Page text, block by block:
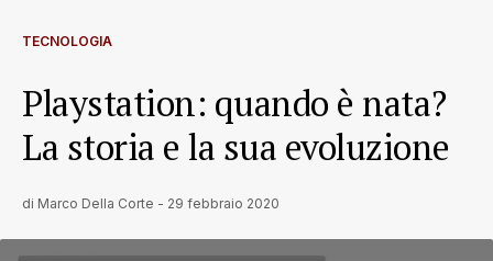
TECNOLOGIA
Playstation: quando è nata?
La storia e la sua evoluzione
di Marco Della Corte - 29 febbraio 2020